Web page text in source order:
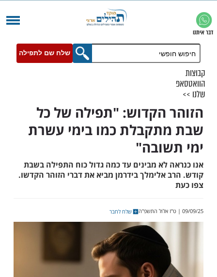
שלח שם לתפילה
הקדוש: "תפילה של כל
כמו בימי עשרת
לא מבינים עד כמה גדול כוח התפילה בשבת
אלימלך בידרמן מביא את דברי הזוהר הקדשו.
שלח לחבר